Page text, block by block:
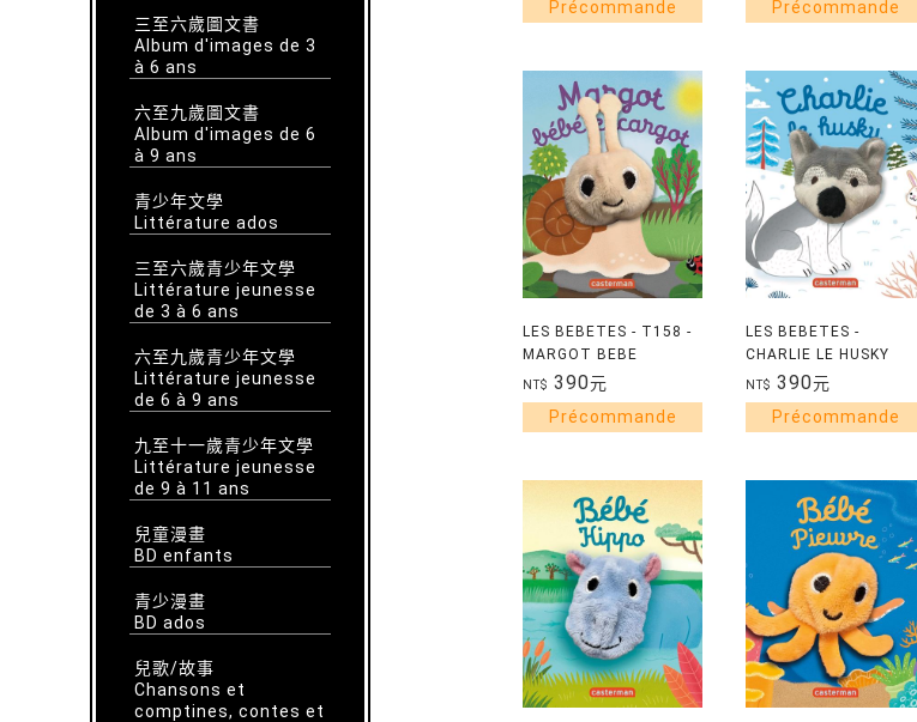
三至六歲圖文書
Album d'images de 3
à 6 ans
六至九歲圖文書
Album d'images de 6
à 9 ans
青少年文學
Littérature ados
三至六歲青少年文學
Littérature jeunesse
de 3 à 6 ans
六至九歲青少年文學
Littérature jeunesse
de 6 à 9 ans
九至十一歲青少年文學
Littérature jeunesse
de 9 à 11 ans
兒童漫畫
BD enfants
青少漫畫
BD ados
兒歌/故事
Chansons et
comptines, contes et
LES BEBETES - T158 -
MARGOT BEBE
ESCARGOT
NT$ 390元
LES BEBETES -
CHARLIE LE HUSKY
NT$ 390元